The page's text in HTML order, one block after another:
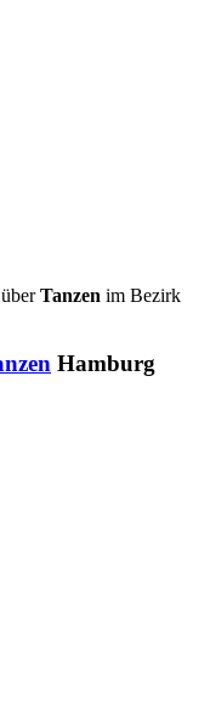
Tanzen im Bezirk
Hamburg